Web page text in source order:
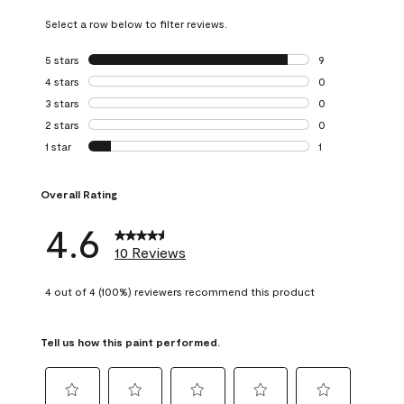
Select a row below to filter reviews.
5 stars stars
9
9 reviews with 5
4 stars stars
0
0 reviews with 4
3 stars stars
0
0 reviews with 3
2 stars stars
0
0 reviews with 2
1 star stars
1
Overall Rating
4.6 10 Reviews
4 out of 4 (100%) reviewers recommend this product
Tell us how this paint performed.